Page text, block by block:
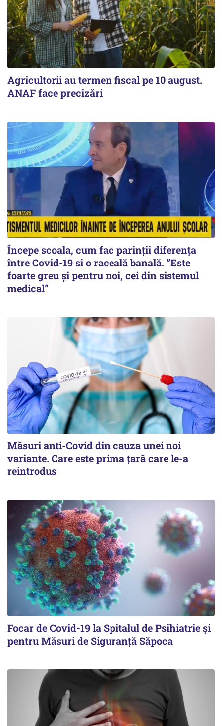
Agricultorii au termen fiscal pe 10 august.
ANAF face precizări
Începe scoala, cum fac parinții diferența
între Covid-19 si o raceală banală. ”Este
foarte greu și pentru noi, cei din sistemul
medical”
Măsuri anti-Covid din cauza unei noi
variante. Care este prima țară care le-a
reintrodus
Focar de Covid-19 la Spitalul de Psihiatrie şi
pentru Măsuri de Siguranţă Săpoca